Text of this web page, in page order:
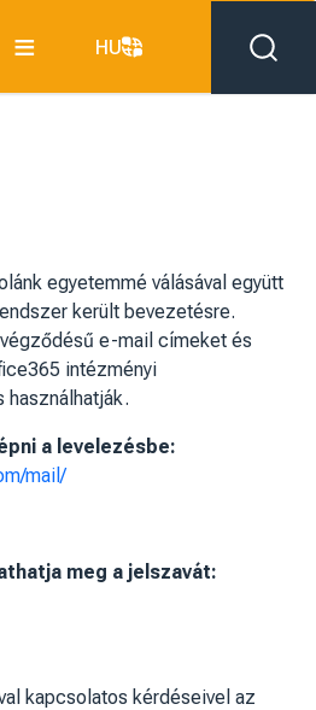
HU
egyetemmé válásával együtt
került bevezetésre.
végződésű e-mail címeket és
intézményi
a levelezésbe:
mail/
meg a jelszavát:
kapcsolatos kérdéseivel az